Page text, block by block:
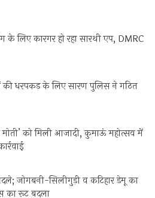
के लिए कारगर हो रहा सारथी एप, DMRC
की धरपकड़ के लिए सारण पुलिस ने गठित
को मिली आजादी, कुमाऊं महोत्सव में
जोगबनी-सिलीगुड़ी व कटिहार डेमू का
का रूट बदला